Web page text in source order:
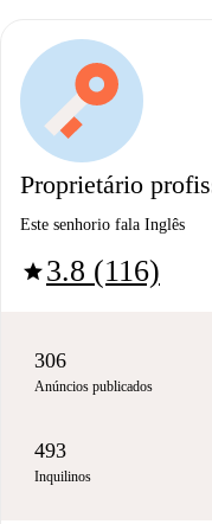
Proprietário
Este senhorio fala Inglês
star3.8 (116)
306
Anúncios publicados
493
Inquilinos